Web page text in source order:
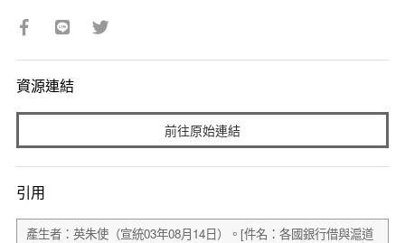
資源連結
前往原始連結
引用